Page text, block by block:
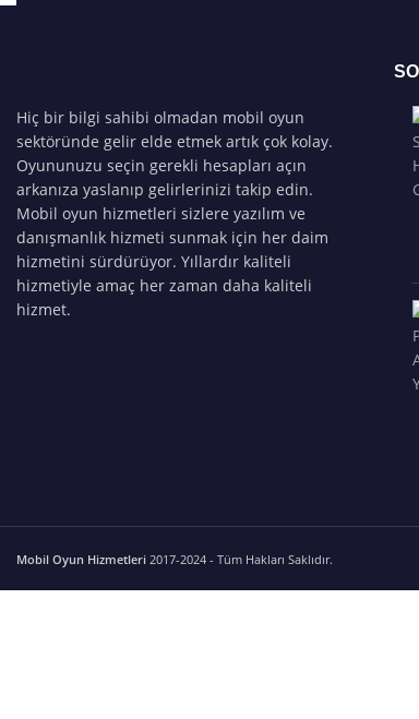
Hiç bir bilgi sahibi olmadan mobil oyun
sektöründe gelir elde etmek artık çok kolay.
Oyununuzu seçin gerekli hesapları açın
arkanıza yaslanıp gelirlerinizi takip edin.
Mobil oyun hizmetleri sizlere yazılım ve
danışmanlık hizmeti sunmak için her daim
hizmetini sürdürüyor. Yıllardır kaliteli
hizmetiyle amaç her zaman daha kaliteli
hizmet.
Mobil Oyun Hizmetleri 2017-2024 - Tüm Hakları Saklıdır.